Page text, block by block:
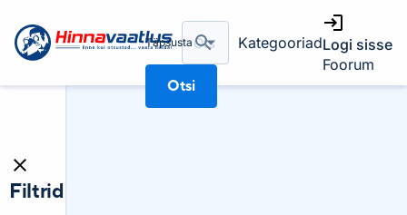
Täpsusta
Otsi
KategooriadLogi sisse
Foorum
Filtrid